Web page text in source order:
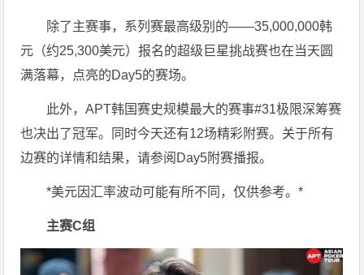
除了主赛事，系列赛最高级别的——35,000,000韩
元（约25,300美元）报名的超级巨星挑战赛也在当天圆
满落幕，点亮的Day5的赛场。
此外，APT韩国赛史规模最大的赛事#31极限深筹赛
也决出了冠军。同时今天还有12场精彩附赛。关于所有
边赛的详情和结果，请参阅Day5附赛播报。
*美元因汇率波动可能有所不同，仅供参考。*
主赛C组